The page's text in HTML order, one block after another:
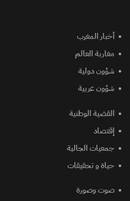
أخبار المغرب
مغاربة العالم
شؤون دولية
شؤون عربية
القضية الوطنية
إقتصاد
جمعيات الجالية
حياة و تحقيقات
صوت وصورة